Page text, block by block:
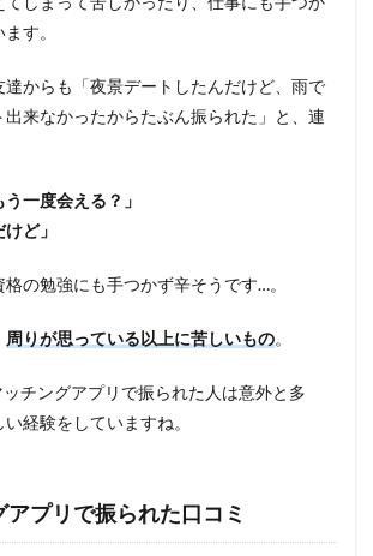
す。
からも「夜景デートしたんだけど、雨で
出来なかったからたぶん振られた」と、連
一度会える？」
ど」
の勉強にも手つかず辛そうです…。
周りが思っている以上に苦しいもの。
チングアプリで振られた人は意外と多
経験をしていますね。
アプリで振られた口コミ